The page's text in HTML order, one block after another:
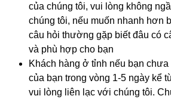
của chúng tôi, vui lòng không
chúng tôi, nếu muốn nhanh hơn
câu hỏi thường gặp biết đâu có
và phù hợp cho bạn
Khách hàng ở tỉnh nếu bạn
của bạn trong vòng 1-5 ngày kể
vui lòng liên lạc với chúng tôi.